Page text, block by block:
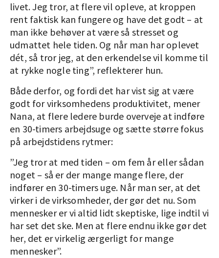
livet. Jeg tror, at flere vil opleve, at kroppen
rent faktisk kan fungere og have det godt – at
man ikke behøver at være så stresset og
udmattet hele tiden. Og når man har oplevet
dét, så tror jeg, at den erkendelse vil komme til
at rykke nogle ting”, reflekterer hun.
Både derfor, og fordi det har vist sig at være
godt for virksomhedens produktivitet, mener
Nana, at flere ledere burde overveje at indføre
en 30-timers arbejdsuge og sætte større fokus
på arbejdstidens rytmer:
”Jeg tror at med tiden – om fem år eller sådan
noget – så er der mange mange flere, der
indfører en 30-timers uge. Når man ser, at det
virker i de virksomheder, der gør det nu. Som
mennesker er vi altid lidt skeptiske, lige indtil vi
har set det ske. Men at flere endnu ikke gør det
her, det er virkelig ærgerligt for mange
mennesker”.